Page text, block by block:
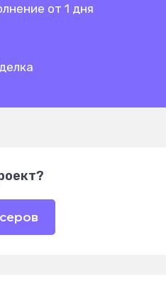
от 1 дня